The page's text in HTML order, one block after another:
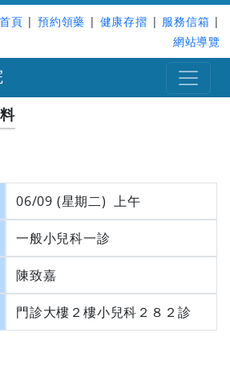
頁 | 預約領藥 | 健康存摺 | 服務信箱 |
網站導覽
06/09 (星期二) 上午
一般小兒科一診
陳致嘉
門診大樓２樓小兒科２８２診